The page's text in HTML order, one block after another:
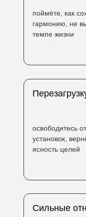
освободитесь
установок,
ясность целей
поймёте, как
гармонию, не
темпе жизни
Сильные